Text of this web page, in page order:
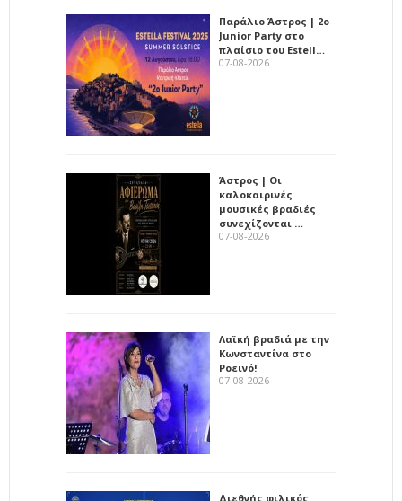
Παράλιο Άστρος | 2ο
Junior Party στο
πλαίσιο του Estell…
07-08-2026
Άστρος | Οι
καλοκαιρινές
μουσικές βραδιές
συνεχίζονται …
07-08-2026
Λαϊκή βραδιά με την
Κωνσταντίνα στο
Ροεινό!
07-08-2026
Διεθνής φιλικός